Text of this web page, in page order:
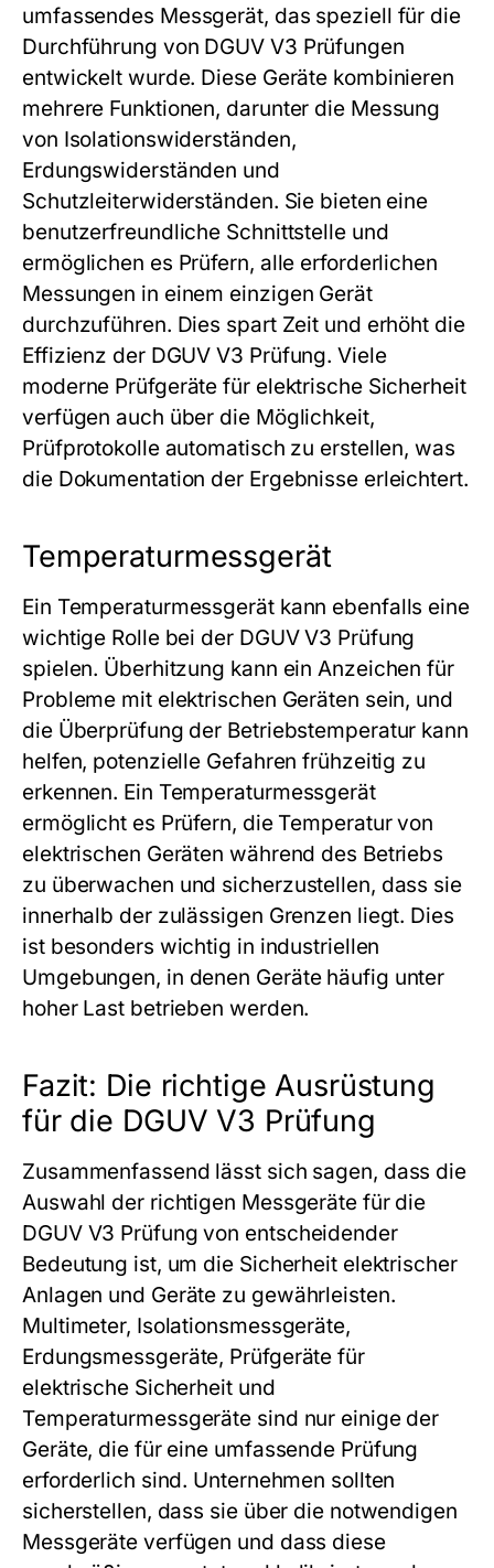
umfassendes Messgerät, das speziell für die
Durchführung von DGUV V3 Prüfungen
entwickelt wurde. Diese Geräte kombinieren
mehrere Funktionen, darunter die Messung
von Isolationswiderständen,
Erdungswiderständen und
Schutzleiterwiderständen. Sie bieten eine
benutzerfreundliche Schnittstelle und
ermöglichen es Prüfern, alle erforderlichen
Messungen in einem einzigen Gerät
durchzuführen. Dies spart Zeit und erhöht die
Effizienz der DGUV V3 Prüfung. Viele
moderne Prüfgeräte für elektrische Sicherheit
verfügen auch über die Möglichkeit,
Prüfprotokolle automatisch zu erstellen, was
die Dokumentation der Ergebnisse erleichtert.
Temperaturmessgerät
Ein Temperaturmessgerät kann ebenfalls eine
wichtige Rolle bei der DGUV V3 Prüfung
spielen. Überhitzung kann ein Anzeichen für
Probleme mit elektrischen Geräten sein, und
die Überprüfung der Betriebstemperatur kann
helfen, potenzielle Gefahren frühzeitig zu
erkennen. Ein Temperaturmessgerät
ermöglicht es Prüfern, die Temperatur von
elektrischen Geräten während des Betriebs
zu überwachen und sicherzustellen, dass sie
innerhalb der zulässigen Grenzen liegt. Dies
ist besonders wichtig in industriellen
Umgebungen, in denen Geräte häufig unter
hoher Last betrieben werden.
Fazit: Die richtige Ausrüstung
für die DGUV V3 Prüfung
Zusammenfassend lässt sich sagen, dass die
Auswahl der richtigen Messgeräte für die
DGUV V3 Prüfung von entscheidender
Bedeutung ist, um die Sicherheit elektrischer
Anlagen und Geräte zu gewährleisten.
Multimeter, Isolationsmessgeräte,
Erdungsmessgeräte, Prüfgeräte für
elektrische Sicherheit und
Temperaturmessgeräte sind nur einige der
Geräte, die für eine umfassende Prüfung
erforderlich sind. Unternehmen sollten
sicherstellen, dass sie über die notwendigen
Messgeräte verfügen und dass diese